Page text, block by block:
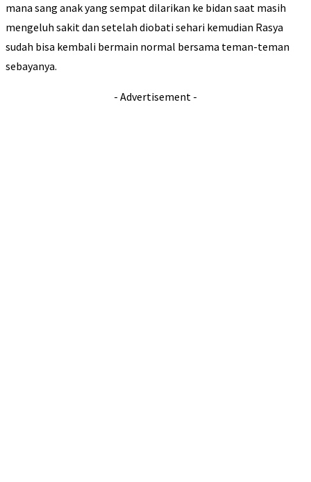
mana sang anak yang sempat dilarikan ke bidan saat masih
mengeluh sakit dan setelah diobati sehari kemudian Rasya
sudah bisa kembali bermain normal bersama teman-teman
sebayanya.
- Advertisement -